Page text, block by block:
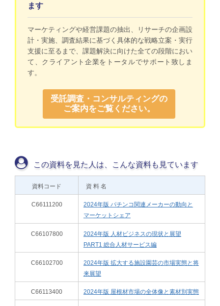
ます
マーケティングや経営課題の抽出、リサーチの企画設
計・実施、調査結果に基づく具体的な戦略立案・実行
支援に至るまで、課題解決に向けた全ての段階におい
て、クライアント企業をトータルでサポート致しま
す。
受託調査・コンサルティングの
ご案内をご覧ください。
この資料を見た人は、こんな資料も見ています
資料コード 資 料 名
C66111200
2024年版 パチンコ関連メーカーの動向と
マーケットシェア
C66107800
2024年版 人材ビジネスの現状と展望
PART1 総合人材サービス編
C66102700
2024年版 拡大する施設園芸の市場実態と将
来展望
C66113400 2024年版 屋根材市場の全体像と素材別実態